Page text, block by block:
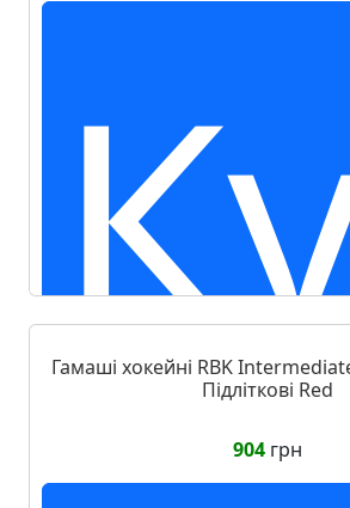
Гамаші хокейні RBK
Підліткові Red
904 грн